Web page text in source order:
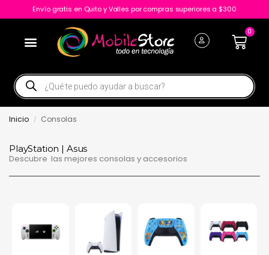
Envío gratis en Quito y Valles por compras superiores a $300
0
Inicio / Consolas
PlayStation | Asus
Descubre las mejores consolas y accesorios